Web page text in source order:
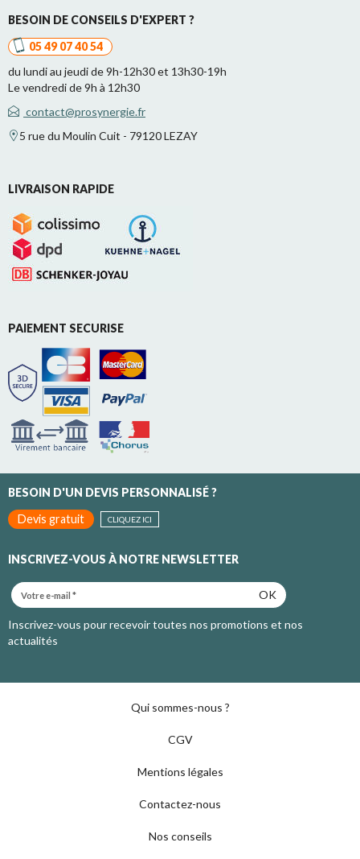
BESOIN DE CONSEILS D'EXPERT ?
05 49 07 40 54
du lundi au jeudi de 9h-12h30 et 13h30-19h
Le vendredi de 9h à 12h30
contact@prosynergie.fr
5 rue du Moulin Cuit - 79120 LEZAY
LIVRAISON RAPIDE
PAIEMENT SECURISE
BESOIN D'UN DEVIS PERSONNALISÉ ?
Devis gratuit
CLIQUEZ ICI
INSCRIVEZ-VOUS À NOTRE NEWSLETTER
OK
Inscrivez-vous pour recevoir toutes nos promotions et nos
actualités
Qui sommes-nous ?
CGV
Mentions légales
Contactez-nous
Nos conseils